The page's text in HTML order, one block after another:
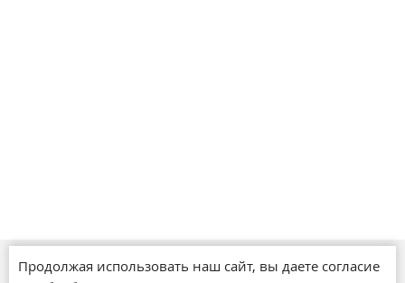
Магазины
Продолжая использовать наш сайт, вы даете согласие